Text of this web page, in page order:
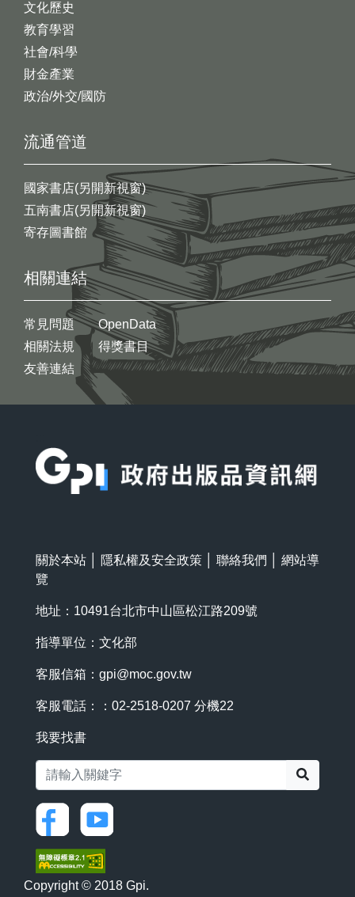
文化歷史
教育學習
社會/科學
財金產業
政治/外交/國防
流通管道
國家書店(另開新視窗)
五南書店(另開新視窗)
寄存圖書館
相關連結
常見問題
相關法規
友善連結
OpenData
得獎書目
關於本站 隱私權及安全政策 聯絡我們
網站導
覽
地址：10491台北市中山區松江路209號
指導單位：文化部
客服信箱： gpi@moc.gov.tw
客服電話：：02-2518-0207 分機22
我要找書
Copyright © 2018 Gpi.